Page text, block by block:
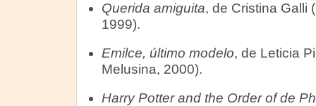
Querida amiguita, de Cristina Galli
1999).
Emilce, último modelo, de Leticia
Melusina, 2000).
Harry Potter and the Order of de